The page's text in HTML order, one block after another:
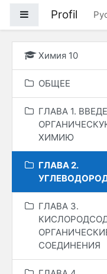
Боковая панель
Profil
Химия 10
ОБЩЕЕ
ГЛАВА 1.
ХИМИЮ
ГЛАВА 2.
ГЛАВА 3.
СОЕДИНЕНИЯ